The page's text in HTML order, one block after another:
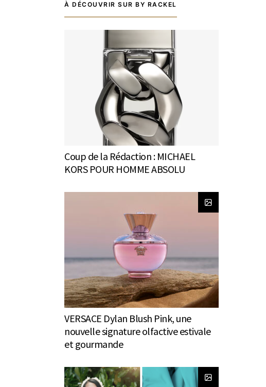
À DÉCOUVRIR SUR BY RACKEL
Coup de la Rédaction : MICHAEL
KORS POUR HOMME ABSOLU
VERSACE Dylan Blush Pink, une
nouvelle signature olfactive estivale
et gourmande